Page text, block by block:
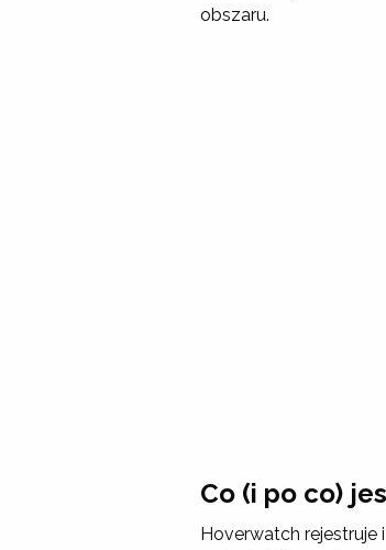
obszaru.
Co (i po co)
Hoverwatch